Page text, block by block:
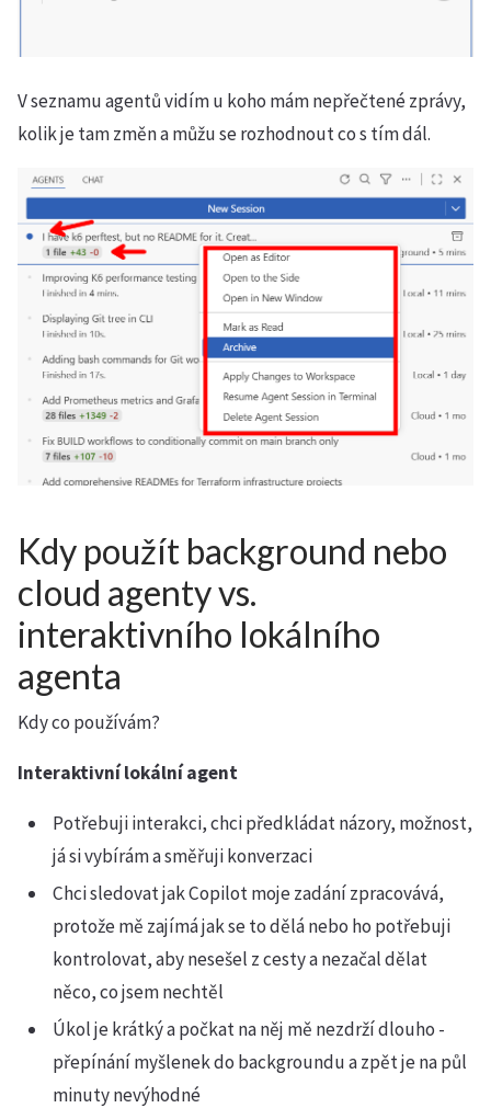
V seznamu agentů vidím u koho mám nepřečtené zprávy,
kolik je tam změn a můžu se rozhodnout co s tím dál.
Kdy použít background nebo
cloud agenty vs.
interaktivního lokálního
agenta
Kdy co používám?
Interaktivní lokální agent
Potřebuji interakci, chci předkládat názory, možnost,
já si vybírám a směřuji konverzaci
Chci sledovat jak Copilot moje zadání zpracovává,
protože mě zajímá jak se to dělá nebo ho potřebuji
kontrolovat, aby nesešel z cesty a nezačal dělat
něco, co jsem nechtěl
Úkol je krátký a počkat na něj mě nezdrží dlouho -
přepínání myšlenek do backgroundu a zpět je na půl
minuty nevýhodné